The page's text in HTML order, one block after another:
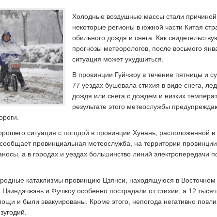
Холодные воздушные массы стали причиной
некоторые регионы в южной части Китая
обильного дождя и снега. Как
прогнозы метеорологов, после восьмого
ситуация может ухудшиться.
В провинции Гуйчжоу в течение пятницы и
77 уездах бушевала стихия в виде снега,
дождя или снега с дождем и низких
результате этого метеослужбы
ситуация с погодой в провинции Хунань, расположенной в
провинциальная метеослужба, на территории провинции
а в городах и уездах большинство линий электропередачи
катаклизмы провинцию Цзянси, находящуюся в Восточном
и Фучжоу особенно пострадали от стихии, а 12 тысяч
и были эвакуированы. Кроме этого, непогода негативно